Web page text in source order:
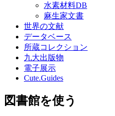
水素材料DB
麻生家文書
世界の文献
データベース
所蔵コレクション
九大出版物
電子展示
Cute.Guides
図書館を使う